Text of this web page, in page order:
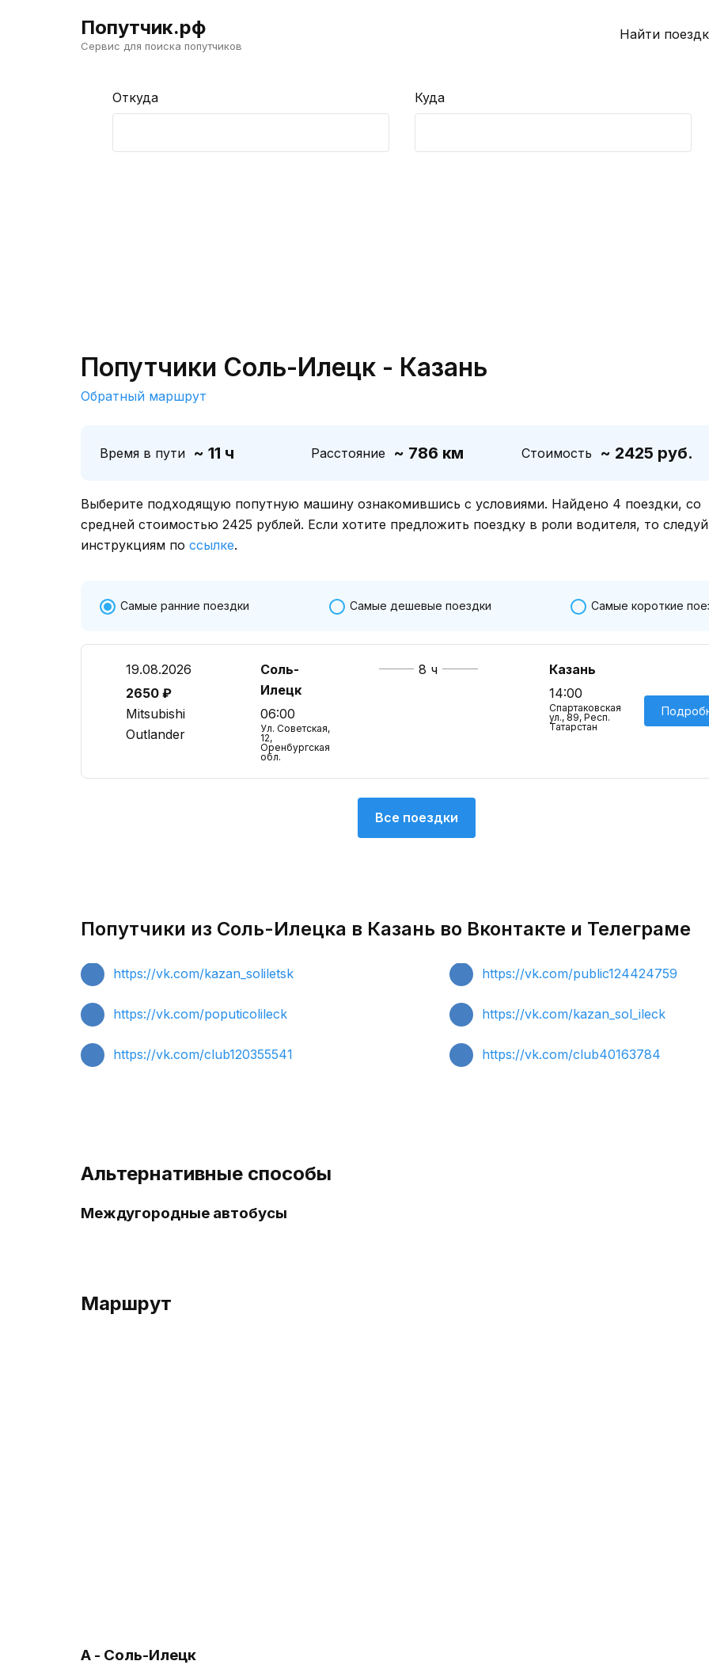
Попутчик.рф
Сервис для поиска попутчиков
Найти
Откуда Куда
Попутчики Соль-Илецк - Казань
Обратный маршрут
Время в пути ~ 11 ч Расстояние ~ 786 км Стоимость ~ 2425 руб.
Выберите подходящую попутную машину ознакомившись с условиями. Найдено 4 поездки, со
средней стоимостью 2425 рублей. Если хотите предложить поездку в роли водителя, то
инструкциям по ссылке.
Самые ранние поездки Самые дешевые поездки Самые короткие
19.08.2026
2650 ₽
Mitsubishi
Outlander
Соль-
Илецк
06:00
Ул. Советская,
12,
Оренбургская
обл.
8 ч
Казань
14:00
Спартаковская
ул., 89, Респ.
Татарстан
Все поездки
Попутчики из Соль-Илецка в Казань во Вконтакте и Телеграме
https://vk.com/kazan_soliletsk https://vk.com/public124424759
https://vk.com/poputicolileck https://vk.com/kazan_sol_ileck
https://vk.com/club120355541 https://vk.com/club40163784
Альтернативные способы
Междугородные автобусы
Маршрут
А - Соль-Илецк